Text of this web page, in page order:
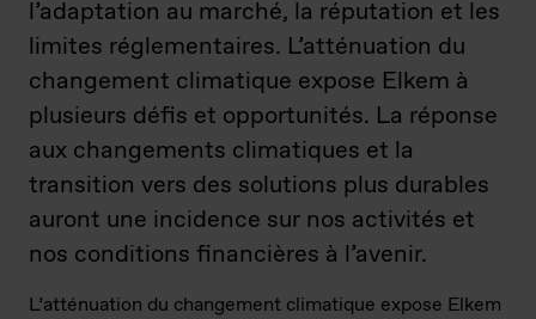
l’adaptation au marché, la réputation et les
limites réglementaires. L’atténuation du
changement climatique expose Elkem à
plusieurs défis et opportunités. La réponse
aux changements climatiques et la
transition vers des solutions plus durables
auront une incidence sur nos activités et
nos conditions financières à l’avenir.
L’atténuation du changement climatique expose Elkem